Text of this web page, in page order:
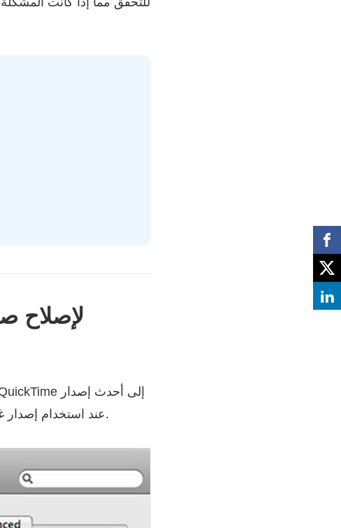
لإصلاح المشكلة. قد تواجه خطأ عدم عمل مشغل QuickTime عند استخدام إصدار غير متوافق أو قديم.